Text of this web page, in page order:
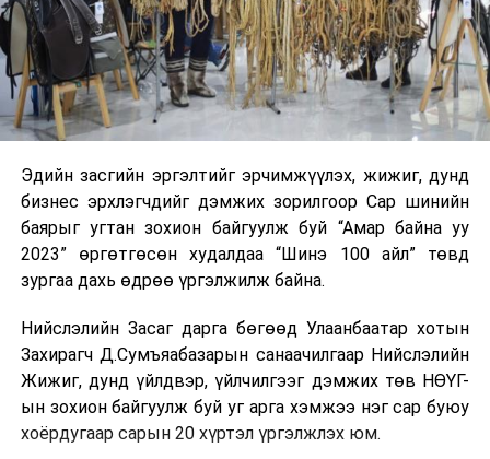
Эдийн засгийн эргэлтийг эрчимжүүлэх, жижиг, дунд
бизнес эрхлэгчдийг дэмжих зорилгоор Сар шинийн
баярыг угтан зохион байгуулж буй “Амар байна уу
2023” өргөтгөсөн худалдаа “Шинэ 100 айл” төвд
зургаа дахь өдрөө үргэлжилж байна.
Нийслэлийн Засаг дарга бөгөөд Улаанбаатар хотын
Захирагч Д.Сумъяабазарын санаачилгаар Нийслэлийн
Жижиг, дунд үйлдвэр, үйлчилгээг дэмжих төв НӨҮГ-
ын зохион байгуулж буй уг арга хэмжээ нэг сар буюу
хоёрдугаар сарын 20 хүртэл үргэлжлэх юм.